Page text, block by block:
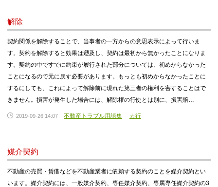
解除
契約関係を解除することで、当事者の一方からの意思表示によって行いま
す。契約を解除すると効果は遡及し、契約は最初から無かったことになりま
す。契約の中ですでに約束が履行された部分については、初めからなかった
ことになるので元に戻す必要があります。もっとも初めからなかったことに
するにしても、これによって解除前に現れた第三者の権利を害することはで
きません。損害が発生した場合には、解除権の行使とは別に、損害賠…
2019-09-26 14:07 不動産トラブル用語集 カ行
媒介契約
不動産の売買・賃借などを不動産業者に依頼する契約のことを媒介契約とい
います。媒介契約には、一般媒介契約、専任媒介契約、専属専任媒介契約の3